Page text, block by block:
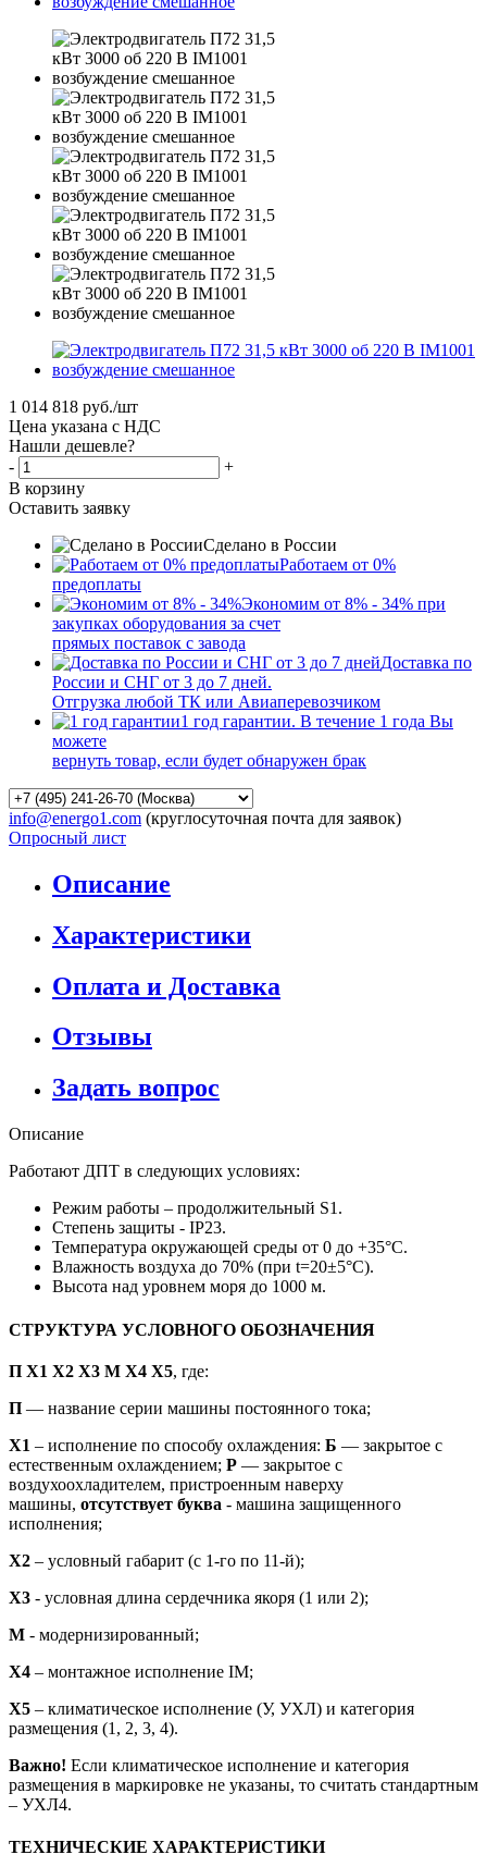
1 014 818 руб./шт
Цена указана с НДС
Нашли дешевле?
-
+
В корзину
Оставить заявку
Сделано в России
Работаем от 0%
предоплаты
Экономим от 8% - 34% при
закупках оборудования за счет
прямых поставок с завода
Доставка по
России и СНГ от 3 до 7 дней.
Отгрузка любой ТК или Авиаперевозчиком
1 год гарантии. В течение 1 года Вы
можете
вернуть товар, если будет обнаружен брак
info@energo1.com (круглосуточная почта для заявок)
Опросный лист
Описание
Характеристики
Оплата и Доставка
Отзывы
Задать вопрос
Описание
Работают ДПТ в следующих условиях:
Режим работы – продолжительный S1.
Степень защиты - IP23.
Температура окружающей среды от 0 до +35°С.
Влажность воздуха до 70% (при t=20±5°С).
Высота над уровнем моря до 1000 м.
СТРУКТУРА УСЛОВНОГО ОБОЗНАЧЕНИЯ
П Х1 Х2 Х3 М Х4 X5, где:
П — название серии машины постоянного тока;
X1 – исполнение по способу охлаждения: Б — закрытое с
естественным охлаждением; Р — закрытое с
воздухоохладителем, пристроенным наверху
машины, отсутствует буква - машина защищенного
исполнения;
X2 – условный габарит (с 1-го по 11-й);
X3 - условная длина сердечника якоря (1 или 2);
М - модернизированный;
Х4 – монтажное исполнение IM;
X5 – климатическое исполнение (У, УХЛ) и категория
размещения (1, 2, 3, 4).
Важно! Если климатическое исполнение и категория
размещения в маркировке не указаны, то считать стандартным
– УХЛ4.
ТЕХНИЧЕСКИЕ ХАРАКТЕРИСТИКИ